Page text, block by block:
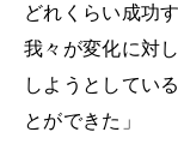
どれくらい成功
我々が変化に対
しようとしてい
とができた」